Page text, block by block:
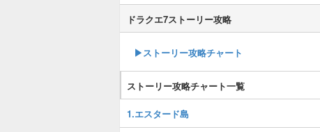
ドラクエ7ストーリー攻略
▶ストーリー攻略チャート
ストーリー攻略チャート一覧
1.エスタード島